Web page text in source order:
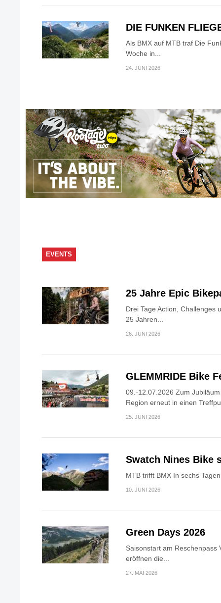
DIE FUNKEN
Als BMX auf MTB traf Die
Woche in...
24. JUNI 2026
EVENTS
25 Jahre Epic
Drei Tage Action, Challenges
25 Jahren...
26. JUNI 2026
GLEMMRIDE Bike
09.-12.07.2026 Zum
Region erneut in einen
25. JUNI 2026
Swatch Nines Bike
MTB trifft BMX In sechs
10. JUNI 2026
Green Days 2026
Saisonstart am Reschenpass
eröffnen die...
27. MAI 2026